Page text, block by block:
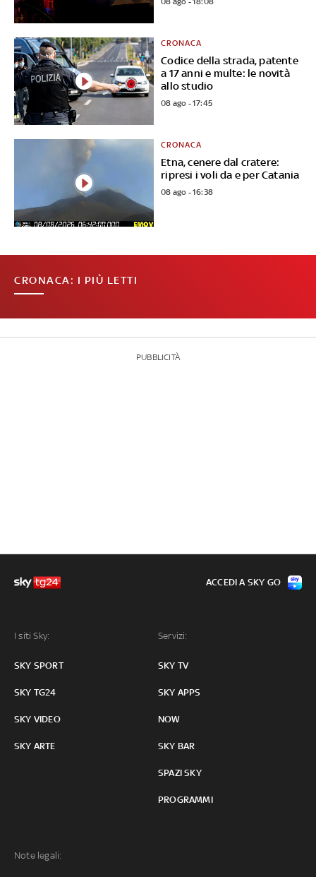
Codice della strada, patente
a 17 anni e multe: le novità
allo studio
CRONACA
08 ago - 17:45
Etna, cenere dal cratere:
ripresi i voli da e per Catania
CRONACA
08 ago - 16:38
CRONACA: I PIÙ LETTI
PUBBLICITÀ
I siti Sky:
SKY SPORT
SKY TG24
SKY VIDEO
SKY ARTE
Servizi:
SKY TV
SKY APPS
NOW
SKY BAR
SPAZI SKY
PROGRAMMI
Note legali:
ACCEDI A SKY GO